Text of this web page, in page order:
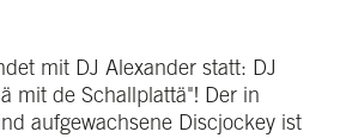
mit DJ Alexander statt: DJ
mit de Schallplattä"! Der in
aufgewachsene Discjockey ist